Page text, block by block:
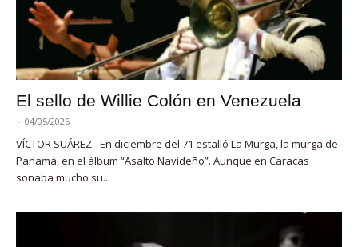
El sello de Willie Colón en Venezuela
- 04/05/2026
VÍCTOR SUÁREZ - En diciembre del 71 estalló La Murga, la murga de
Panamá, en el álbum “Asalto Navideño”. Aunque en Caracas
sonaba mucho su...